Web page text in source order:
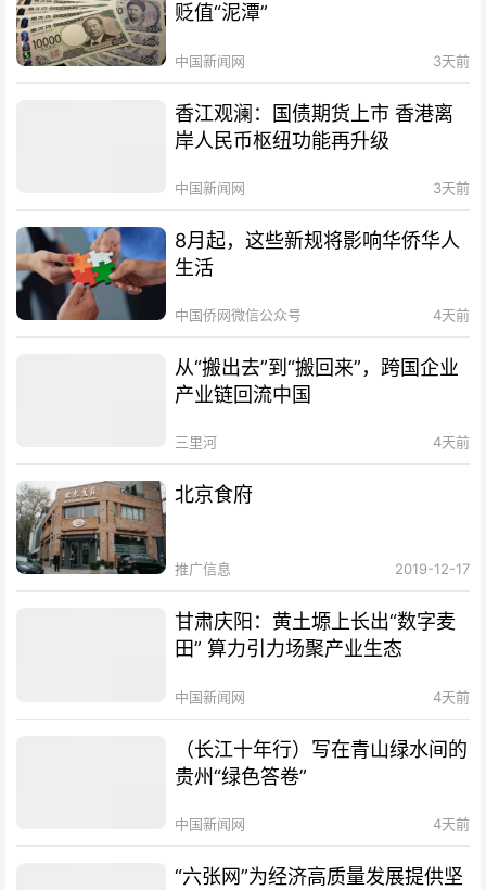
贬值“泥潭”
中国新闻网 3天前
香江观澜：国债期货上市 香港离
岸人民币枢纽功能再升级
中国新闻网 3天前
8月起，这些新规将影响华侨华人
生活
中国侨网微信公众号 4天前
从“搬出去”到“搬回来”，跨国企业
产业链回流中国
三里河 4天前
北京食府
推广信息 2019-12-17
甘肃庆阳：黄土塬上长出“数字麦
田” 算力引力场聚产业生态
中国新闻网 4天前
（长江十年行）写在青山绿水间的
贵州“绿色答卷”
中国新闻网 4天前
“六张网”为经济高质量发展提供坚